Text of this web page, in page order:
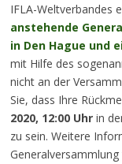
IFLA-Weltverbandes
anstehende
in Den Hague und
mit Hilfe des
nicht an der
Sie, dass Ihre
2020, 12:00 Uhrin
zu sein. Weitere